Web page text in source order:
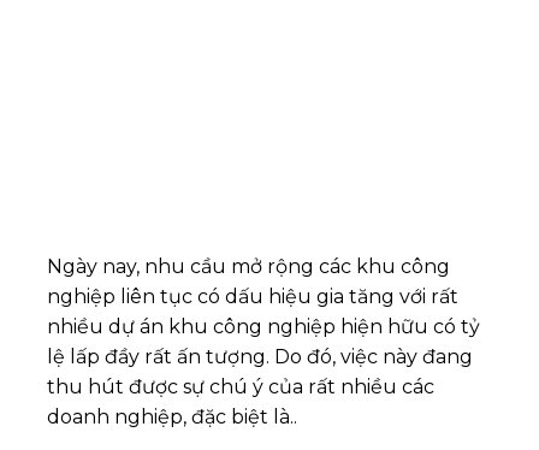
Ngày nay, nhu cầu mở rộng các khu công
nghiệp liên tục có dấu hiệu gia tăng với rất
nhiều dự án khu công nghiệp hiện hữu có tỷ
lệ lấp đầy rất ấn tượng. Do đó, việc này đang
thu hút được sự chú ý của rất nhiều các
doanh nghiệp, đặc biệt là..